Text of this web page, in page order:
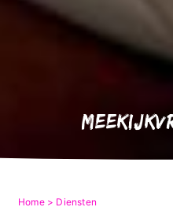
Home Diensten